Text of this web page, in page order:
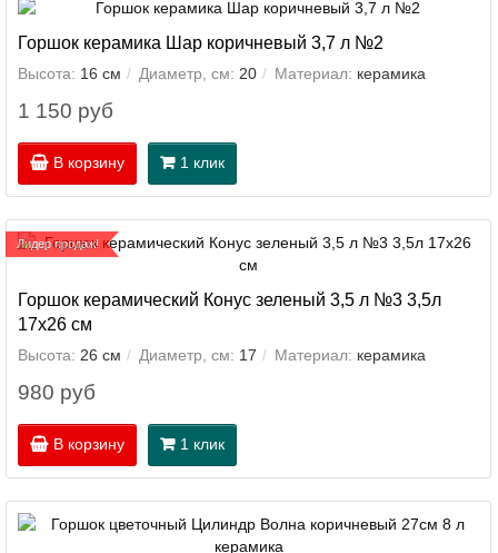
Горшок керамика Шар коричневый 3,7 л №2
Высота: 16 см Диаметр, см: 20 Материал: керамика
1 150 руб
В корзину 1 клик
Лидер продаж!
Горшок керамический Конус зеленый 3,5 л №3 3,5л
17х26 см
Высота: 26 см Диаметр, см: 17 Материал: керамика
980 руб
В корзину 1 клик